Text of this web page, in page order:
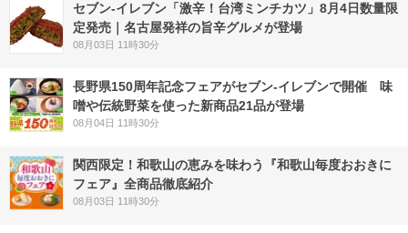
セブン-イレブン「激辛！台湾ミンチカツ」8月4日数量限
定発売｜名古屋発祥の旨辛グルメが登場
08月03日 11時30分
長野県150周年記念フェアがセブン-イレブンで開催 味
噌や伝統野菜を使った新商品21品が登場
08月04日 11時30分
関西限定！和歌山の恵みを味わう『和歌山毎度おおきに
フェア』全商品徹底紹介
08月03日 11時30分